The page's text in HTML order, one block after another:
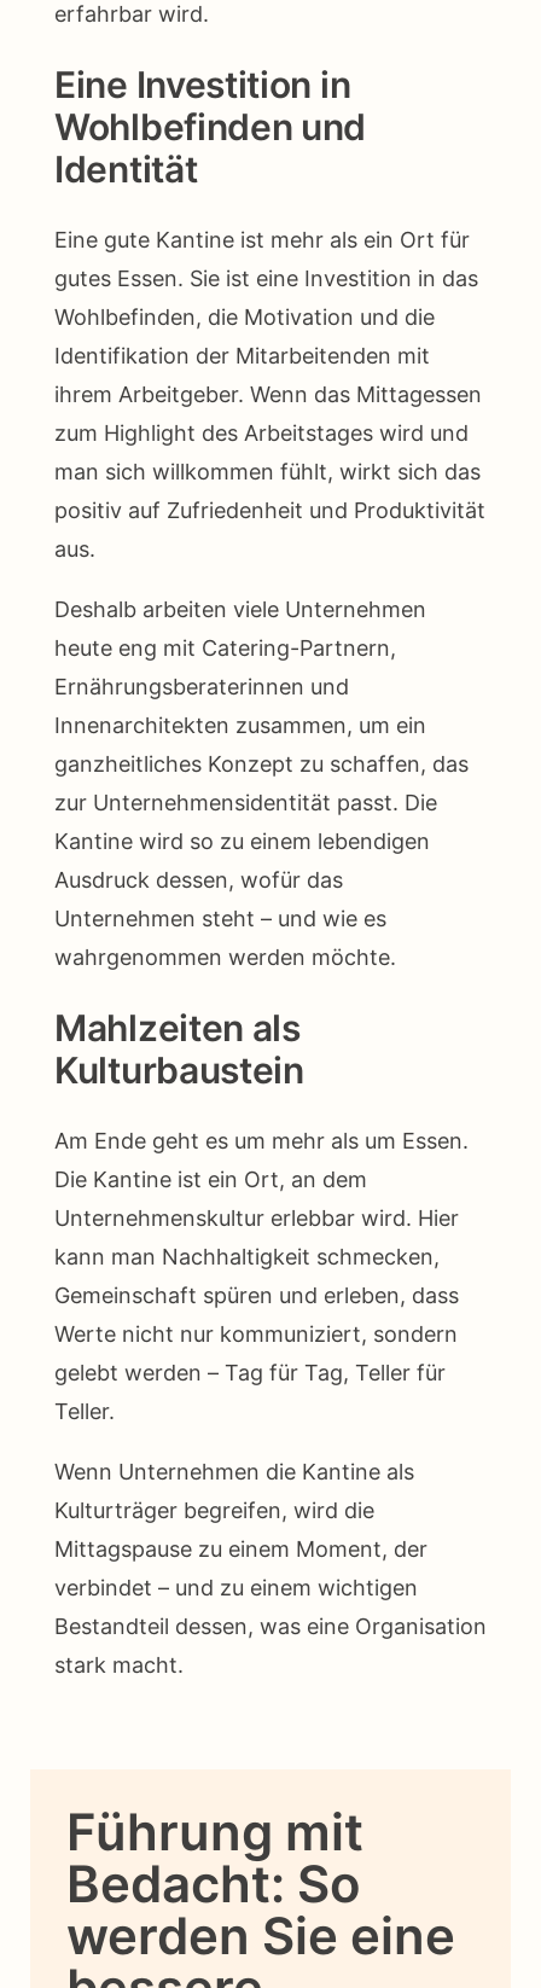
erfahrbar wird.
Eine Investition in
Wohlbefinden und
Identität
Eine gute Kantine ist mehr als ein Ort für
gutes Essen. Sie ist eine Investition in das
Wohlbefinden, die Motivation und die
Identifikation der Mitarbeitenden mit
ihrem Arbeitgeber. Wenn das Mittagessen
zum Highlight des Arbeitstages wird und
man sich willkommen fühlt, wirkt sich das
positiv auf Zufriedenheit und Produktivität
aus.
Deshalb arbeiten viele Unternehmen
heute eng mit Catering-Partnern,
Ernährungsberaterinnen und
Innenarchitekten zusammen, um ein
ganzheitliches Konzept zu schaffen, das
zur Unternehmensidentität passt. Die
Kantine wird so zu einem lebendigen
Ausdruck dessen, wofür das
Unternehmen steht – und wie es
wahrgenommen werden möchte.
Mahlzeiten als
Kulturbaustein
Am Ende geht es um mehr als um Essen.
Die Kantine ist ein Ort, an dem
Unternehmenskultur erlebbar wird. Hier
kann man Nachhaltigkeit schmecken,
Gemeinschaft spüren und erleben, dass
Werte nicht nur kommuniziert, sondern
gelebt werden – Tag für Tag, Teller für
Teller.
Wenn Unternehmen die Kantine als
Kulturträger begreifen, wird die
Mittagspause zu einem Moment, der
verbindet – und zu einem wichtigen
Bestandteil dessen, was eine Organisation
stark macht.
Führung mit
Bedacht: So
werden Sie eine